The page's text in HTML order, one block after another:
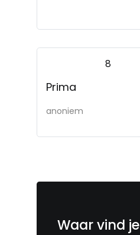
8
Prima
anoniem
Waar vind je